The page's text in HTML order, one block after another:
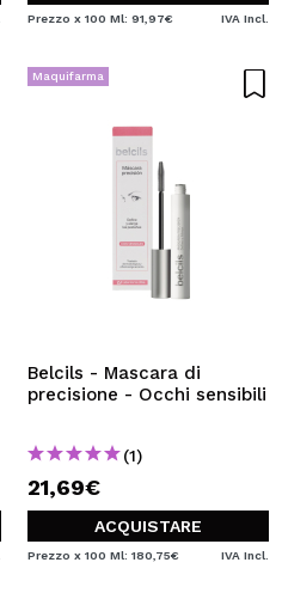
Prezzo x 100 Ml: 91,97€ IVA Incl.
Maquifarma
Belcils - Mascara di
precisione - Occhi sensibili
(1)
21,69€
ACQUISTARE
Prezzo x 100 Ml: 180,75€ IVA Incl.